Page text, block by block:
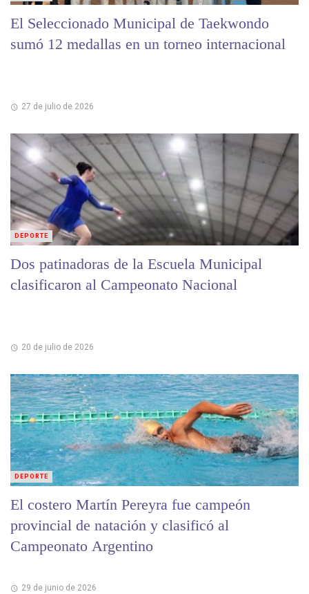
El Seleccionado Municipal de Taekwondo
sumó 12 medallas en un torneo internacional
27 de julio de 2026
Dos patinadoras de la Escuela Municipal
clasificaron al Campeonato Nacional
20 de julio de 2026
DEPORTE
El costero Martín Pereyra fue campeón
provincial de natación y clasificó al
Campeonato Argentino
29 de junio de 2026
DEPORTE